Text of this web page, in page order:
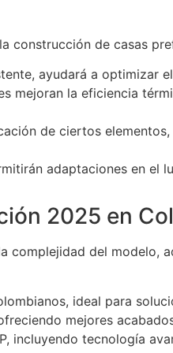
de casas
ayudará a optimizar
mejoran la eficiencia
de ciertos
adaptaciones en el
2025 en
del modelo,
ideal para
mejores
incluyendo tecnología